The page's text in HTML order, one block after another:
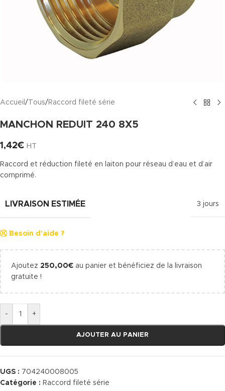
Accueil / Tous/ Raccord fileté série
MANCHON REDUIT 240 8X5
1,42€ HT
Raccord et réduction fileté en laiton pour réseau d’eau et d’air
comprimé.
LIVRAISON ESTIMÉE 3 jours
Besoin d'aide ?
Ajoutez 250,00€ au panier et bénéficiez de la livraison
gratuite !
- +
AJOUTER AU PANIER
UGS : 704240008005
Catégorie : Raccord fileté série